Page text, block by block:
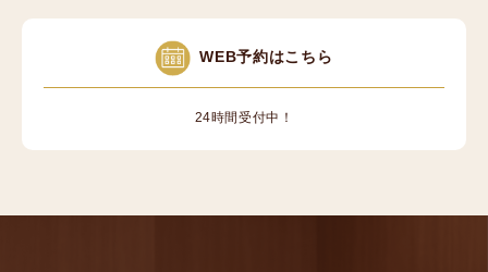
WEB予約はこちら
24時間受付中！